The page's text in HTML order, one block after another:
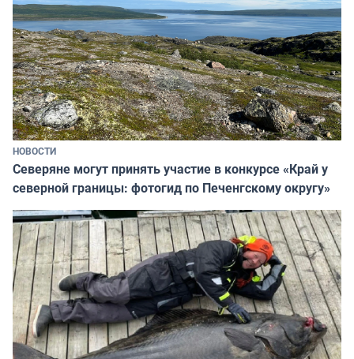
НОВОСТИ
Северяне могут принять участие в конкурсе «Край у
северной границы: фотогид по Печенгскому округу»